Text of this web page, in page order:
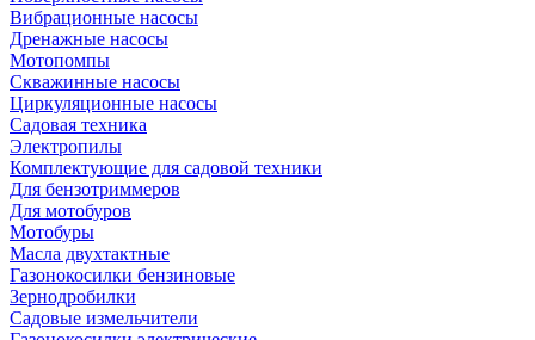
Вибрационные насосы
Дренажные насосы
Мотопомпы
Скважинные насосы
Циркуляционные насосы
Садовая техника
Электропилы
Комплектующие для садовой техники
Для бензотриммеров
Для мотобуров
Мотобуры
Масла двухтактные
Газонокосилки бензиновые
Зернодробилки
Садовые измельчители